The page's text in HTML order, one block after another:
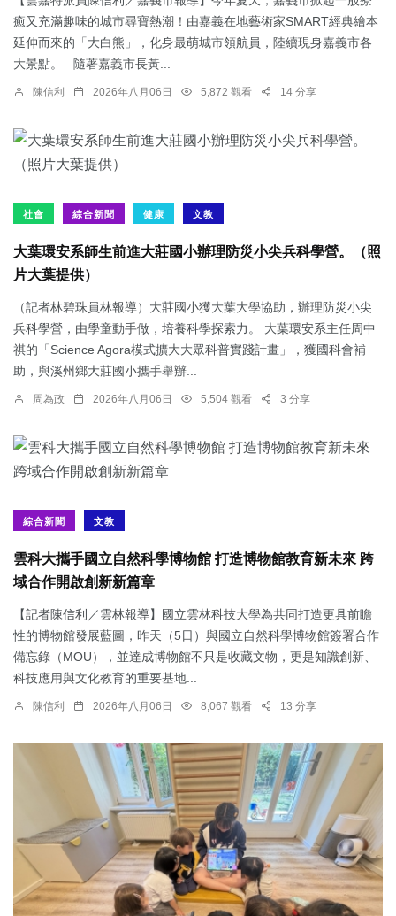
癒又充滿趣味的城市尋寶熱潮！由嘉義在地藝術家SMART經典繪本
延伸而來的「大白熊」，化身最萌城市領航員，陸續現身嘉義市各
大景點。 隨著嘉義市長黃...
陳信利 2026年八月06日 5,872 觀看 14 分享
社會 綜合新聞 健康 文教
大葉環安系師生前進大莊國小辦理防災小尖兵科學營。（照
片大葉提供）
（記者林碧珠員林報導）大莊國小獲大葉大學協助，辦理防災小尖
兵科學營，由學童動手做，培養科學探索力。 大葉環安系主任周中
祺的「Science Agora模式擴大大眾科普實踐計畫」，獲國科會補
助，與溪州鄉大莊國小攜手舉辦...
周為政 2026年八月06日 5,504 觀看 3 分享
綜合新聞 文教
雲科大攜手國立自然科學博物館 打造博物館教育新未來 跨
域合作開啟創新新篇章
【記者陳信利／雲林報導】國立雲林科技大學為共同打造更具前瞻
性的博物館發展藍圖，昨天（5日）與國立自然科學博物館簽署合作
備忘錄（MOU），並達成博物館不只是收藏文物，更是知識創新、
科技應用與文化教育的重要基地...
陳信利 2026年八月06日 8,067 觀看 13 分享